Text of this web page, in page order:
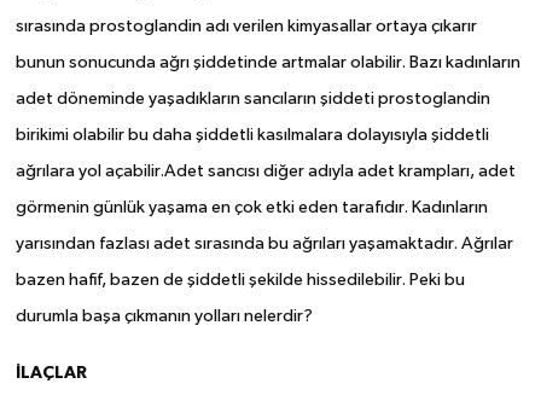
sırasında prostoglandin adı verilen kimyasallar ortaya çıkarır
bunun sonucunda ağrı şiddetinde artmalar olabilir. Bazı kadınların
adet döneminde yaşadıkların sancıların şiddeti prostoglandin
birikimi olabilir bu daha şiddetli kasılmalara dolayısıyla şiddetli
ağrılara yol açabilir.Adet sancısı diğer adıyla adet krampları, adet
görmenin günlük yaşama en çok etki eden tarafıdır. Kadınların
yarısından fazlası adet sırasında bu ağrıları yaşamaktadır. Ağrılar
bazen hafif, bazen de şiddetli şekilde hissedilebilir. Peki bu
durumla başa çıkmanın yolları nelerdir?
İLAÇLAR